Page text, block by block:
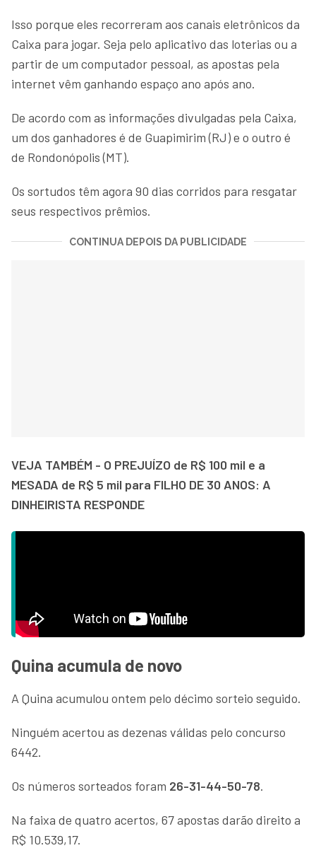
Isso porque eles recorreram aos canais eletrônicos da
Caixa para jogar. Seja pelo aplicativo das loterias ou a
partir de um computador pessoal, as apostas pela
internet vêm ganhando espaço ano após ano.
De acordo com as informações divulgadas pela Caixa,
um dos ganhadores é de Guapimirim (RJ) e o outro é
de Rondonópolis (MT).
Os sortudos têm agora 90 dias corridos para resgatar
seus respectivos prêmios.
CONTINUA DEPOIS DA PUBLICIDADE
VEJA TAMBÉM - O PREJUÍZO de R$ 100 mil e a
MESADA de R$ 5 mil para FILHO DE 30 ANOS: A
DINHEIRISTA RESPONDE
Quina acumula de novo
A Quina acumulou ontem pelo décimo sorteio seguido.
Ninguém acertou as dezenas válidas pelo concurso
6442.
Os números sorteados foram 26-31-44-50-78.
Na faixa de quatro acertos, 67 apostas darão direito a
R$ 10.539,17.